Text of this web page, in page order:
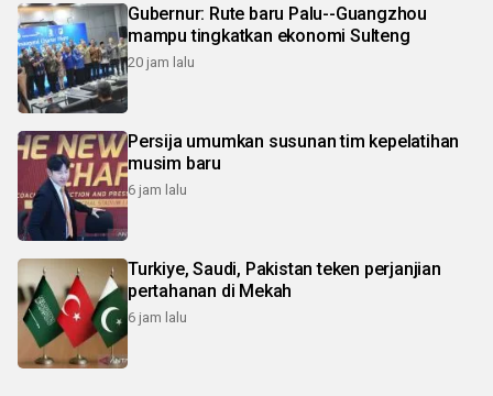
Gubernur: Rute baru Palu--Guangzhou
mampu tingkatkan ekonomi Sulteng
20 jam lalu
Persija umumkan susunan tim kepelatihan
musim baru
6 jam lalu
Turkiye, Saudi, Pakistan teken perjanjian
pertahanan di Mekah
6 jam lalu